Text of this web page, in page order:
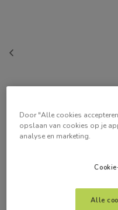
Door "Alle cookies
opslaan van cookies op je
analyse en marketing.
Alle